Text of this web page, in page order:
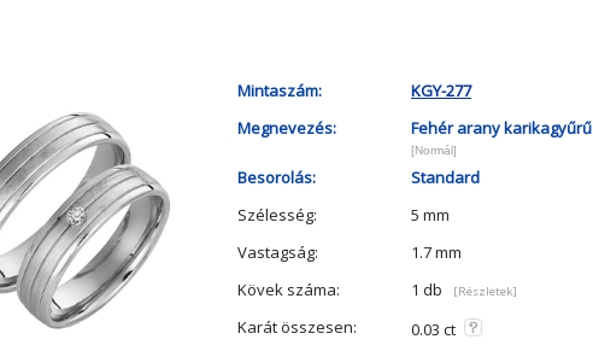
Mintaszám:
KGY-277
Megnevezés:
Fehér arany karikagyűrű
[Normál]
Besorolás:
Standard
Szélesség:
5 mm
Vastagság:
1.7 mm
Kövek száma:
1 db [Részletek]
Karát összesen:
0.03 ct